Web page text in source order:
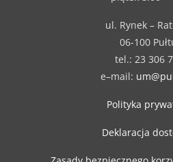
ul. Rynek –
06-100
tel.: 23 306
e–mail:
Polityka
Deklaracja